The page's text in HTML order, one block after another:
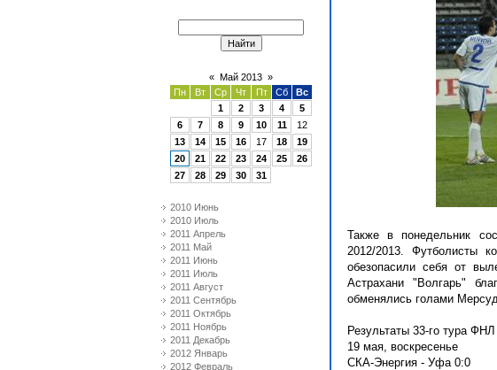
« Май 2013 »
Пн
Вт Ср Чт Пт Сб
Вс
1
2 3 4
5
6
7 8 9 10 11
12
13
14 15 16 17 18
19
20
21 22 23 24 25
26
27
28 29 30 31
2010 Июнь
2010 Июль
2011 Апрель
2011 Май
2011 Июнь
2011 Июль
2011 Август
2011 Сентябрь
2011 Октябрь
2011 Ноябрь
2011 Декабрь
2012 Январь
2012 Февраль
Также в понедельник
2012/2013. Футболисты
обезопасили себя от
Астрахани "Волгарь"
обменялись голами
Результаты 33-го тура ФНЛ
19 мая, воскресенье
СКА-Энергия - Уфа 0:0